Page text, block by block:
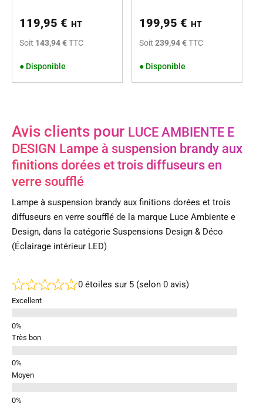
119,95 € HT
Soit 143,94 €TTC
● Disponible
199,95 € HT
Soit 239,94 €TTC
● Disponible
Avis clients pour LUCE AMBIENTE E
DESIGN Lampe à suspension brandy aux
finitions dorées et trois diffuseurs en
verre soufflé
Lampe à suspension brandy aux finitions dorées et trois
diffuseurs en verre soufflé de la marque Luce Ambiente e
Design, dans la catégorie Suspensions Design & Déco
(Éclairage intérieur LED)
0 étoiles sur 5 (selon 0 avis)
Excellent
Très bon
Moyen